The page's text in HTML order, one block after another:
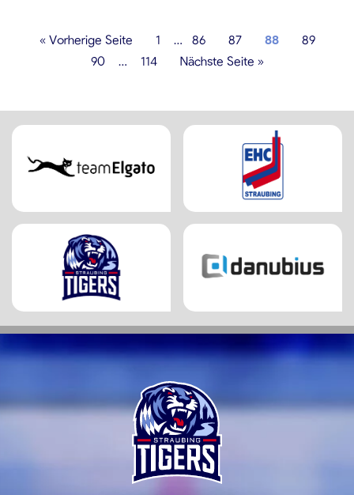
« Vorherige Seite 1 … 86 87 88
89
90
… 114 Nächste Seite »